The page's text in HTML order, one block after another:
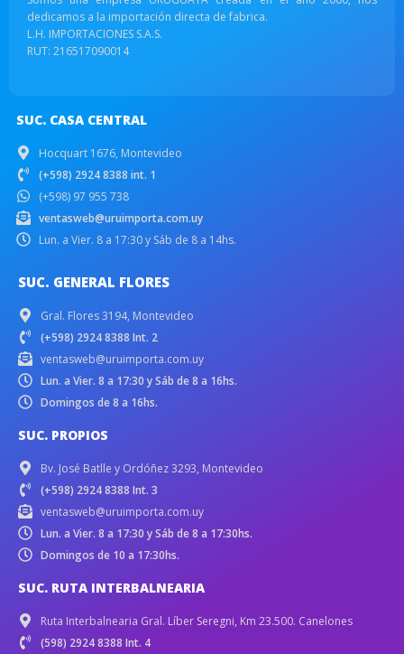
dedicamos a la importación directa de fabrica.
L.H. IMPORTACIONES S.A.S.
RUT: 216517090014
SUC. CASA CENTRAL
Hocquart 1676, Montevideo
(+598) 2924 8388 int. 1
(+598) 97 955 738
ventasweb@uruimporta.com.uy
Lun. a Vier. 8 a 17:30 y Sáb de 8 a 14hs.
SUC. GENERAL FLORES
Gral. Flores 3194, Montevideo
(+598) 2924 8388 Int. 2
ventasweb@uruimporta.com.uy
Lun. a Vier. 8 a 17:30 y Sáb de 8 a 16hs.
Domingos de 8 a 16hs.
SUC. PROPIOS
Bv. José Batlle y Ordóñez 3293, Montevideo
(+598) 2924 8388 Int. 3
ventasweb@uruimporta.com.uy
Lun. a Vier. 8 a 17:30 y Sáb de 8 a 17:30hs.
Domingos de 10 a 17:30hs.
SUC. RUTA INTERBALNEARIA
Ruta Interbalnearia Gral. Líber Seregni, Km 23.500. Canelones
(598) 2924 8388 Int. 4